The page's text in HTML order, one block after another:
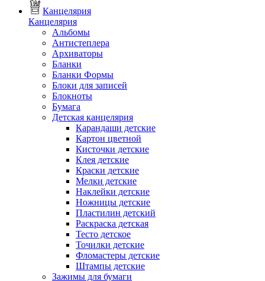
Канцелярия
Канцелярия
Альбомы
Антистеплера
Архиваторы
Бланки
Бланки Формы
Блоки для записей
Блокноты
Бумага
Детская канцелярия
Карандаши детские
Картон цветной
Кисточки детские
Клея детские
Краски детские
Мелки детские
Наклейки детские
Ножницы детские
Пластилин детский
Раскраска детская
Тесто детское
Точилки детские
Фломастеры детские
Штампы детские
Зажимы для бумаги